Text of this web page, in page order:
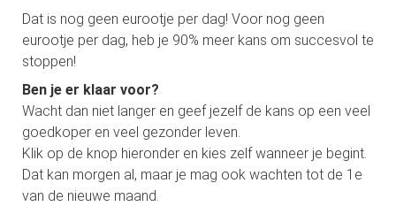
Dat is nog geen eurootje per dag! Voor nog geen
eurootje per dag, heb je 90% meer kans om succesvol te
stoppen!
Ben je er klaar voor?
Wacht dan niet langer en geef jezelf de kans op een veel
goedkoper en veel gezonder leven.
Klik op de knop hieronder en kies zelf wanneer je begint.
Dat kan morgen al, maar je mag ook wachten tot de 1e
van de nieuwe maand.